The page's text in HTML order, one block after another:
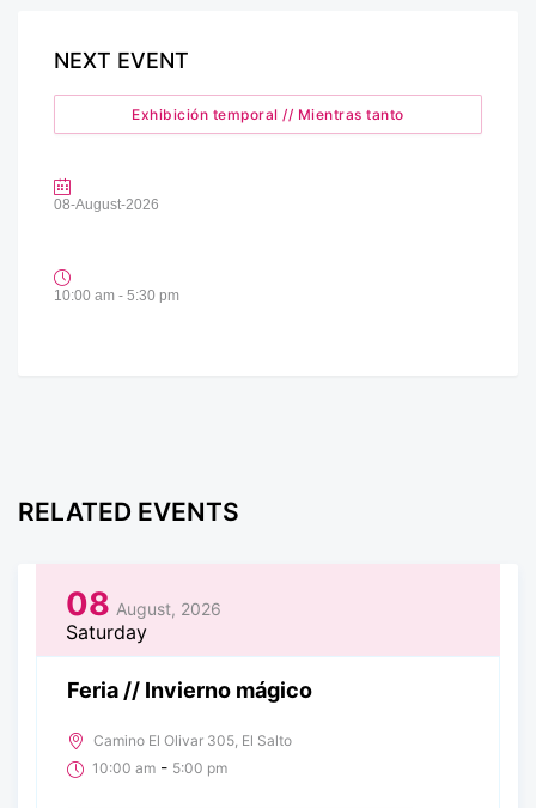
NEXT EVENT
Exhibición temporal // Mientras tanto
08-August-2026
10:00 am - 5:30 pm
RELATED EVENTS
08 August, 2026
Saturday
Feria // Invierno mágico
Camino El Olivar 305, El Salto
10:00 am - 5:00 pm